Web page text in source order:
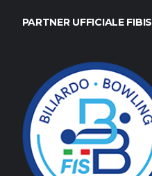
PARTNER UFFICIALE FIBIS